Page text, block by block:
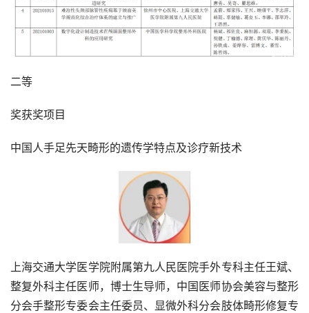
二等
奖获奖项目
中国人手足先天畸形的遗传学特点及诊疗新技术
上海交通大学医学院附属第九人民医院手外专科主任王斌、
整复外科主任医师，博士生导师，中国医师协会美容与整形
分会手整形专委会主任委员、显微外科分会肢体畸形修复专